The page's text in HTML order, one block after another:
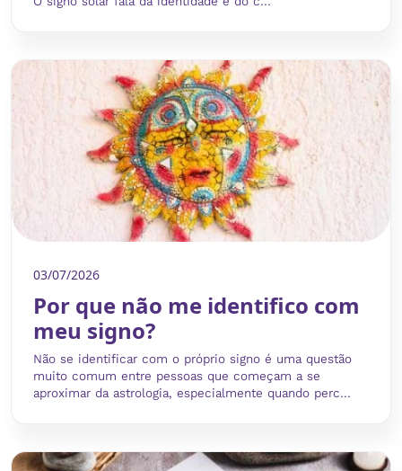
03/07/2026
Por que não me identifico com
meu signo?
Não se identificar com o próprio signo é uma questão
muito comum entre pessoas que começam a se
aproximar da astrologia, especialmente quando perc...